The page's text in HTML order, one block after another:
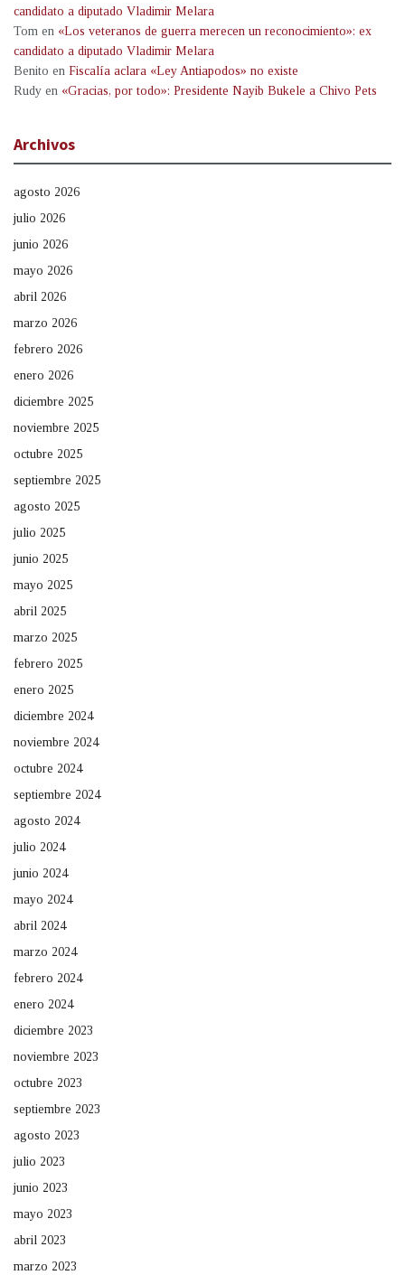
candidato a diputado Vladimir Melara
Tom en «Los veteranos de guerra merecen un reconocimiento»: ex
candidato a diputado Vladimir Melara
Benito en Fiscalía aclara «Ley Antiapodos» no existe
Rudy en «Gracias, por todo»: Presidente Nayib Bukele a Chivo Pets
Archivos
agosto 2026
julio 2026
junio 2026
mayo 2026
abril 2026
marzo 2026
febrero 2026
enero 2026
diciembre 2025
noviembre 2025
octubre 2025
septiembre 2025
agosto 2025
julio 2025
junio 2025
mayo 2025
abril 2025
marzo 2025
febrero 2025
enero 2025
diciembre 2024
noviembre 2024
octubre 2024
septiembre 2024
agosto 2024
julio 2024
junio 2024
mayo 2024
abril 2024
marzo 2024
febrero 2024
enero 2024
diciembre 2023
noviembre 2023
octubre 2023
septiembre 2023
agosto 2023
julio 2023
junio 2023
mayo 2023
abril 2023
marzo 2023